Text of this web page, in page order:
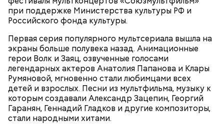
при поддержке Министерства культуры РФ и
Российского фонда культуры.
Первая серия популярного мультсериала вышла на
экраны больше полувека назад. Анимационные
герои Волк и Заяц, озвученные голосами
легендарных актеров Анатолия Папанова и Клары
Румяновой, мгновенно стали любимцами всех
детей и взрослых. Песни из мультфильма, музыку к
которым создавали Александр Зацепин, Георгий
Гаранян, Геннадий Гладков и другие композиторы,
стали народными хитами.
сквернословить, а кроме того пустословить,
болтать;
чревоугодничать;
гневаться, что по поводу, что без повода.
Попав под власть чар Фэй, Джек соглашается, и как
по нотам разыгрывает «иллюзию убийства». После
того, как девушка исчезает, полиция, мафия и Винс
начинают охотиться за Джеком, чтобы выяснить,
где деньги и… «труп» Фэй. В 1989 году фильм
получил гран-при Кинофестиваля детективного
кино в Коньяке (Франция) и приобрел статус
культового. Во многом этому способствовала
искренняя манера игры Килмера, получившего